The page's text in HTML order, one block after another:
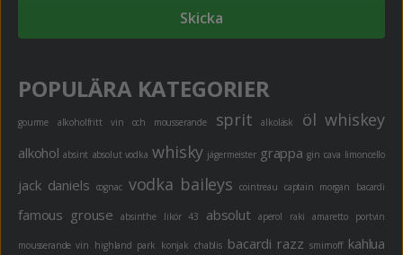
Skicka
POPULÄRA KATEGORIER
gourme alkoholfritt vin och mousserande sprit alkoläsk öl whiskey
alkohol absint absolut vodka whisky jägermeister grappa gin cava limoncello
jack daniels cognac vodka baileys cointreau captain morgan bacardi
famous grouse absinthe likör 43 absolut aperol raki amaretto portvin
mousserande vin highland park konjak chablis bacardi razz smirnoff kahlua